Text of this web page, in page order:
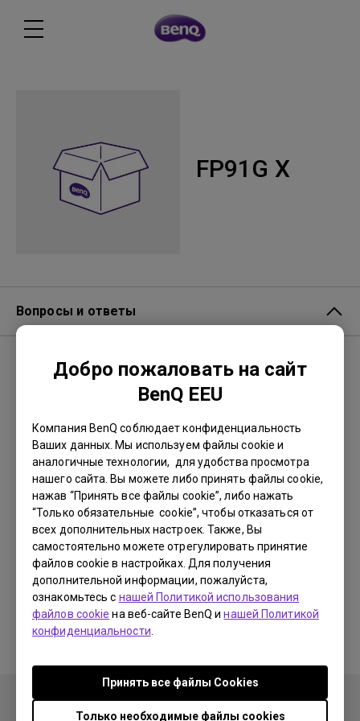
Добро пожаловать на сайт
BenQ EEU
Компания BenQ соблюдает конфиденциальность
Ваших данных. Мы используем файлы cookie и
аналогичные технологии, для удобства просмотра
нашего сайта. Вы можете либо принять файлы cookie,
нажав “Принять все файлы cookie”, либо нажать
“Только обязательные cookie”, чтобы отказаться от
всех дополнительных настроек. Также, Вы
самостоятельно можете отрегулировать принятие
файлов cookie в настройках. Для получения
дополнительной информации, пожалуйста,
ознакомьтесь с нашей Политикой использования
файлов cookie на веб-сайте BenQ инашей Политикой
конфиденциальности
Только необходимые файлы cookies
Принять все файлы Сookies
FP91G X
Вопросы и ответы
Связь Настройка и эксплуатация
Почему мой монитор BenQ не может
отображать должным образом через кабель
USB-C (тип C)?